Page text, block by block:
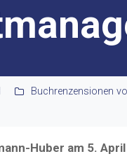
Buchrenzensionen
Huber am 5.